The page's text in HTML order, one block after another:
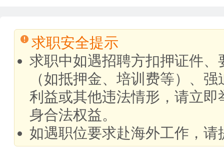
求职安全提示
求职中如遇招聘方扣押证件
（如抵押金、培训费等）、
利益或其他违法情形，请立
身合法权益。
如遇职位要求赴海外工作，